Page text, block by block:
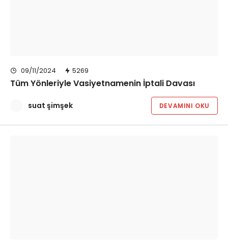
09/11/2024 5269
Tüm Yönleriyle Vasiyetnamenin İptali Davası
suat şimşek DEVAMINI OKU